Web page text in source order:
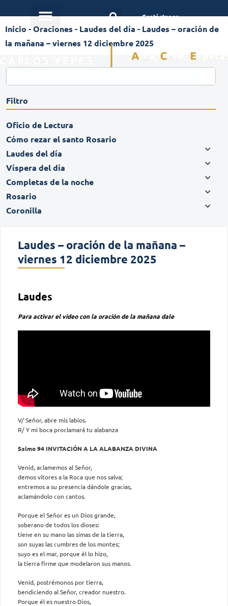
Contáctanos
Inicio -Oraciones - Laudes del día - Laudes – oración de
la mañana – viernes 12 diciembre 2025
Filtro
Oficio de Lectura
Cómo rezar el santo Rosario
Laudes del día
Víspera del día
Completas de la noche
Rosario
Coronilla
Laudes – oración de la mañana –
viernes 12 diciembre 2025
Laudes
Para activar el video con la oración de la mañana dale
V/ Señor, abre mis labios.
R/ Y mi boca proclamará tu alabanza
Salmo 94 INVITACIÓN A LA ALABANZA DIVINA
Venid, aclamemos al Señor,
demos vítores a la Roca que nos salva;
entremos a su presencia dándole gracias,
aclamándolo con cantos.
Porque el Señor es un Dios grande,
soberano de todos los dioses:
tiene en su mano las simas de la tierra,
son suyas las cumbres de los montes;
suyo es el mar, porque él lo hizo,
la tierra firme que modelaron sus manos.
Venid, postrémonos por tierra,
bendiciendo al Señor, creador nuestro.
Porque él es nuestro Dios,